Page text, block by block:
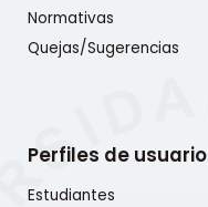
Normativas
Quejas/Sugerencias
Perfiles de usuario
Estudiantes